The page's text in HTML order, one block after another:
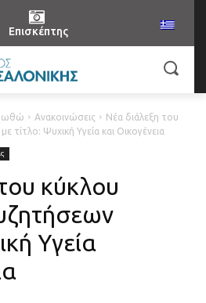
Επισκέπτης
Ανακοινώσεις
Νέα διάλεξη του
τίτλο: Ψυχική Υγεία και Οικογένεια
κύκλου
Υγεία